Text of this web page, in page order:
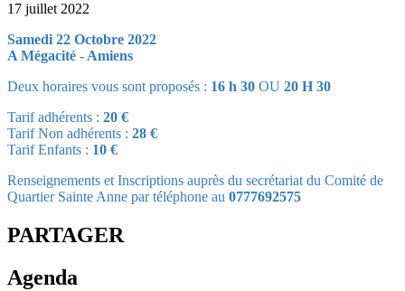
17 juillet 2022
Samedi 22 Octobre 2022
A Mégacité - Amiens
Deux horaires vous sont proposés : 16 h 30 OU 20 H 30
Tarif adhérents : 20 €
Tarif Non adhérents : 28 €
Tarif Enfants : 10 €
Renseignements et Inscriptions auprès du secrétariat du Comité de
Quartier Sainte Anne par téléphone au 0777692575
PARTAGER
Agenda